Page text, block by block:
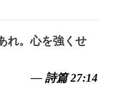
れ。心を強くせ
— 詩篇 27:14